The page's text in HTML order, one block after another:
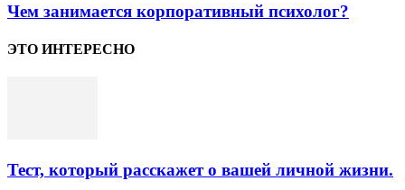
Чем занимается корпоративный психолог?
ЭТО ИНТЕРЕСНО
Тест, который расскажет о вашей личной жизни.